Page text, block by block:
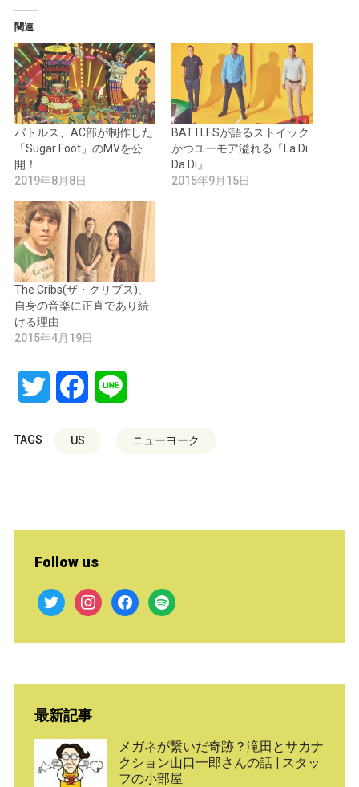
関連
バトルス、AC部が制作した
「Sugar Foot」のMVを公
開！
2019年8月8日
BATTLESが語るストイック
かつユーモア溢れる『La Di
Da Di』
2015年9月15日
The Cribs(ザ・クリブス)、
自身の音楽に正直であり続
ける理由
2015年4月19日
Twitter Facebook
TAGS US ニューヨーク
Follow us
twitter instagramfacebook
spotify
最新記事
メガネが繋いだ奇跡？滝田とサカナ
クション山口一郎さんの話 | スタッ
フの小部屋